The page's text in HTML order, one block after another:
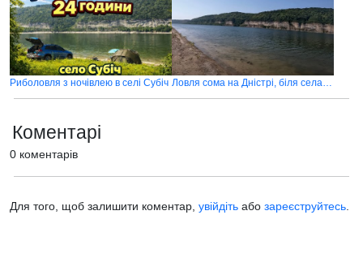
Риболовля з ночівлею в селі Субіч Ловля сома на Дністрі, біля села Субіч
Коментарі
0 коментарів
Для того, щоб залишити коментар, увійдіть або зареєструйтесь